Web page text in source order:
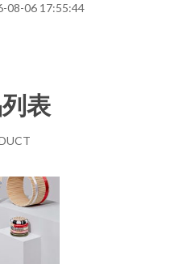
08-06 17:55:44
表